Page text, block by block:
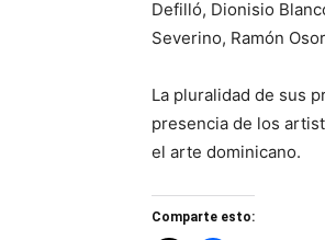
Defilló, Dionisio
Severino, Ramón
La pluralidad de sus
presencia de los
el arte dominicano.
Comparte esto: